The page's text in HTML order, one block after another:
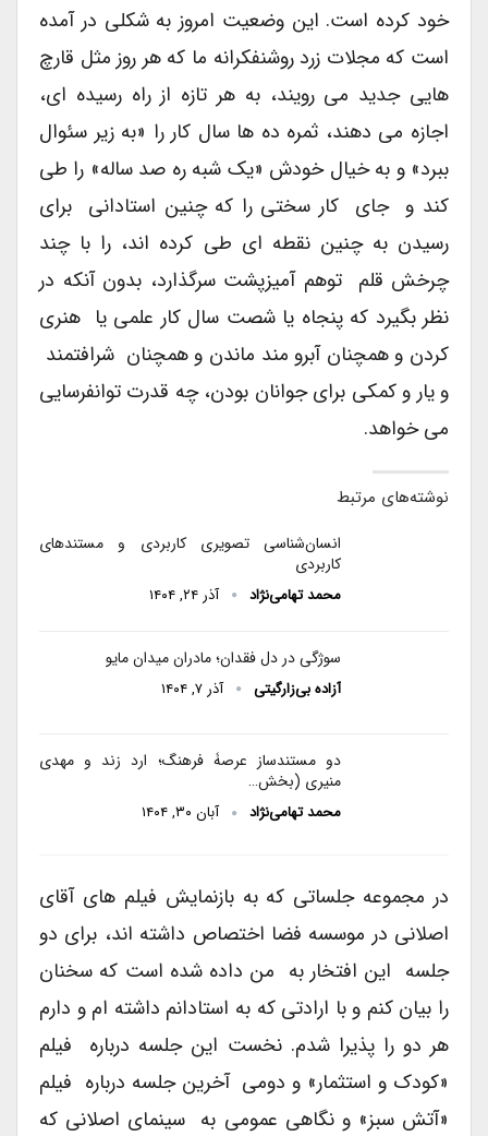
خود کرده است. این وضعیت امروز به شکلی در آمده
است که مجلات زرد روشنفکرانه ما که هر روز مثل قارچ
هایی جدید می رویند، به هر تازه از راه رسیده ای،
اجازه می دهند، ثمره ده ها سال کار را «به زیر سئوال
ببرد» و به خیال خودش «یک شبه ره صد ساله» را طی
کند و جای کار سختی را که چنین استادانی برای
رسیدن به چنین نقطه ای طی کرده اند، را با چند
چرخش قلم توهم آمیزپشت سرگذارد، بدون آنکه در
نظر بگیرد که پنجاه یا شصت سال کار علمی یا هنری
کردن و همچنان آبرو مند ماندن و همچنان شرافتمند
و یار و کمکی برای جوانان بودن، چه قدرت توانفرسایی
می خواهد.
نوشته‌های مرتبط
انسا‌ن‌شناسی تصویری کاربردی و مستندهای
کاربردی
محمد تهامی‌نژاد آذر ۲۴, ۱۴۰۴
سوژگی در دل فقدان؛ مادران میدان مایو
آزاده بی‌زارگیتی آذر ۷, ۱۴۰۴
دو مستندساز عرصۀ فرهنگ؛ ارد زند و مهدی
منیری (بخش…
محمد تهامی‌نژاد آبان ۳۰, ۱۴۰۴
در مجموعه جلساتی که به بازنمایش فیلم های آقای
اصلانی در موسسه فضا اختصاص داشته اند، برای دو
جلسه این افتخار به من داده شده است که سخنان
را بیان کنم و با ارادتی که به استادانم داشته ام و دارم
هر دو را پذیرا شدم. نخست این جلسه درباره فیلم
«کودک و استثمار» و دومی آخرین جلسه درباره فیلم
«آتش سبز» و نگاهی عمومی به سینمای اصلانی که